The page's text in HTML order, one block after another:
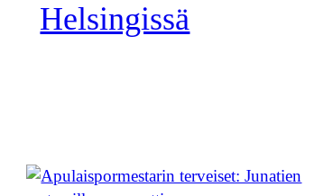
Helsingissä